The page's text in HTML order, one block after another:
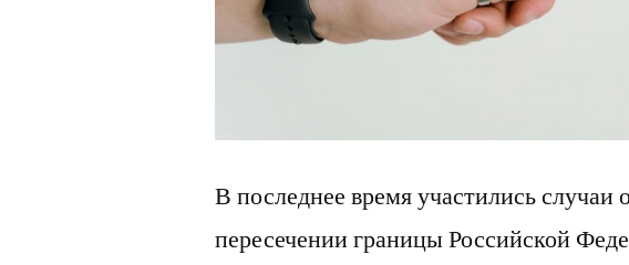
В последнее время участились случаи
пересечении границы Российской